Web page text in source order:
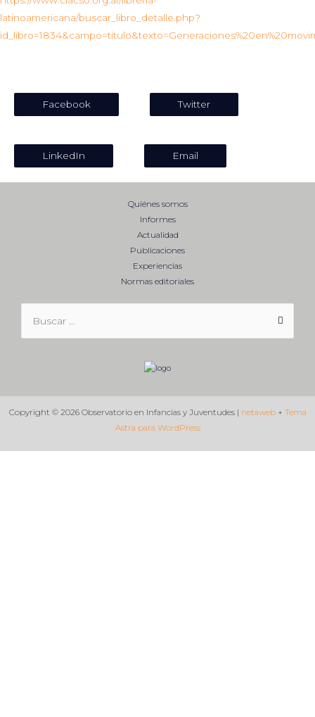
latinoamericana/buscar_libro_detalle.php?
Facebook Twitter
LinkedIn Email
Quiénes somos
Informes
Actualidad
Publicaciones
Experiencias
Normas editoriales
Copyright © 2026 Observatorio en Infancias y Juventudes | netaweb+ Tema
Astra para WordPress